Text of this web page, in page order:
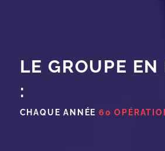
LE GROUPE EN
:
CHAQUE ANNÉE 60